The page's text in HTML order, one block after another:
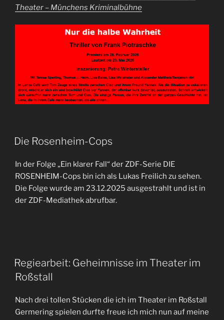
Theater – Münchens Kriminalbühne
Die Rosenheim-Cops
In der Folge „Ein klarer Fall“ der ZDF-Serie DIE
ROSENHEIM-Cops bin ich als Lukas Freilich zu sehen.
Die Folge wurde am 23.12.2025 ausgestrahlt und ist in
der ZDF-Mediathek abrufbar.
Regiearbeit: Geheimnisse im Theater im
Roßstall
Nach drei tollen Stücken die ich im Theater im Roßstall
Germering spielen durfte freue ich mich nun auf meine